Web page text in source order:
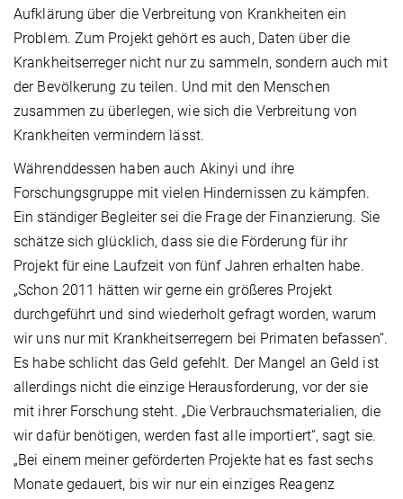
Aufklärung über die Verbreitung von Krankheiten ein
Problem. Zum Projekt gehört es auch, Daten über die
Krankheitserreger nicht nur zu sammeln, sondern auch mit
der Bevölkerung zu teilen. Und mit den Menschen
zusammen zu überlegen, wie sich die Verbreitung von
Krankheiten vermindern lässt.
Währenddessen haben auch Akinyi und ihre
Forschungsgruppe mit vielen Hindernissen zu kämpfen.
Ein ständiger Begleiter sei die Frage der Finanzierung. Sie
schätze sich glücklich, dass sie die Förderung für ihr
Projekt für eine Laufzeit von fünf Jahren erhalten habe.
„Schon 2011 hätten wir gerne ein größeres Projekt
durchgeführt und sind wiederholt gefragt worden, warum
wir uns nur mit Krankheitserregern bei Primaten befassen“.
Es habe schlicht das Geld gefehlt. Der Mangel an Geld ist
allerdings nicht die einzige Herausforderung, vor der sie
mit ihrer Forschung steht. „Die Verbrauchsmaterialien, die
wir dafür benötigen, werden fast alle importiert“, sagt sie.
„Bei einem meiner geförderten Projekte hat es fast sechs
Monate gedauert, bis wir nur ein einziges Reagenz